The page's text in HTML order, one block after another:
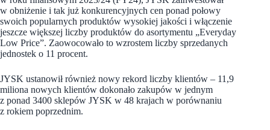
w obniżenie i tak już konkurencyjnych cen ponad połowy
swoich popularnych produktów wysokiej jakości i włączenie
jeszcze większej liczby produktów do asortymentu „Everyday
Low Price”. Zaowocowało to wzrostem liczby sprzedanych
jednostek o 11 procent.
JYSK ustanowił również nowy rekord liczby klientów – 11,9
miliona nowych klientów dokonało zakupów w jednym
z ponad 3400 sklepów JYSK w 48 krajach w porównaniu
z rokiem poprzednim.